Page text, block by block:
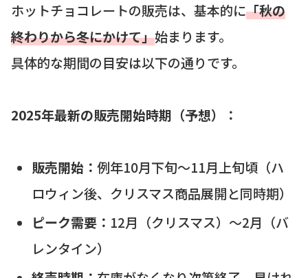
ホットチョコレートの販売は、基本的に「秋の
終わりから冬にかけて」始まります。
具体的な期間の目安は以下の通りです。
2025年最新の販売開始時期（予想）：
販売開始： 例年10月下旬〜11月上旬頃（ハ
ロウィン後、クリスマス商品展開と同時期）
ピーク需要： 12月（クリスマス）〜2月（バ
レンタイン）